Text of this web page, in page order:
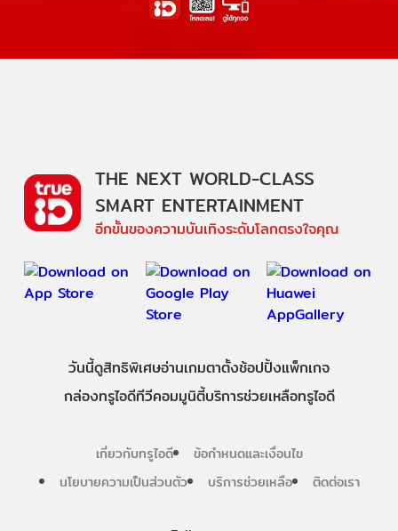
THE NEXT WORLD-CLASS
SMART ENTERTAINMENT
อีกขั้นของความบันเทิงระดับโลกตรงใจคุณ
วันนี้ดูสิทธิพิเศษอ่านเกมตาตั้งช้อปปิ้งแพ็กเกจ
กล่องทรูไอดีทีวีคอมมูนิตี้บริการช่วยเหลือทรูไอดี
เกี่ยวกับทรูไอดี
ข้อกำหนดและเงื่อนไข
นโยบายความเป็นส่วนตัว
บริการช่วยเหลือ ติดต่อเรา